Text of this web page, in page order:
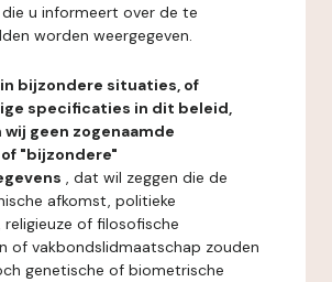
u informeert over de te
worden weergegeven.
in bijzondere situaties, of
specificaties in dit beleid,
geen zogenaamde
"bijzondere"
, dat wil zeggen die de
afkomst, politieke
of filosofische
of vakbondslidmaatschap zouden
genetische of biometrische